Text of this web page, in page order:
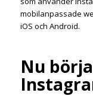
mobilanpassade
iOS och Android.
Nu